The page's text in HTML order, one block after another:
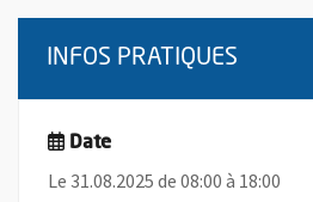
INFOS PRATIQUES
Date
Le 31.08.2025 de 08:00 à 18:00